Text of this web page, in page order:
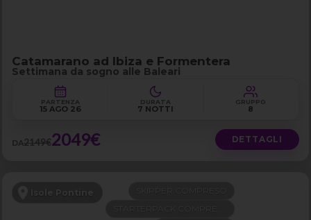
Catamarano ad Ibiza e Formentera
Settimana da sogno alle Baleari
PARTENZA
15 AGO 26
DURATA
7 NOTTI
GRUPPO
8
DA2149€2049€ DETTAGLI
Isole Pontine